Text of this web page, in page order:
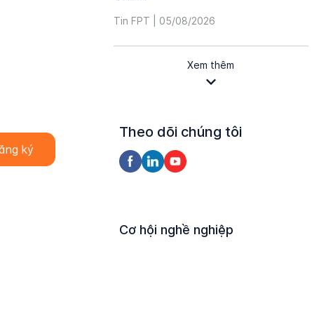
Tin FPT | 05/08/2026
Xem thêm
Theo dõi chúng tôi
Cơ hội nghề nghiệp